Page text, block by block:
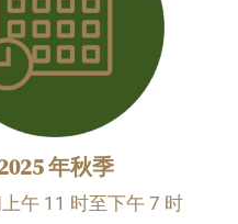
年秋季
午 11 时至下午 7 时